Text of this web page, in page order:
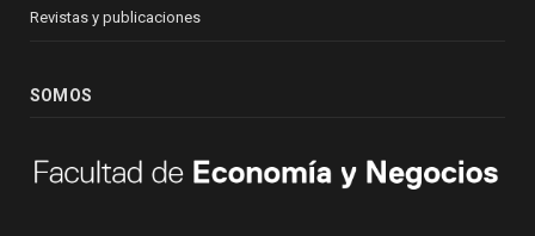
Revistas y publicaciones
SOMOS